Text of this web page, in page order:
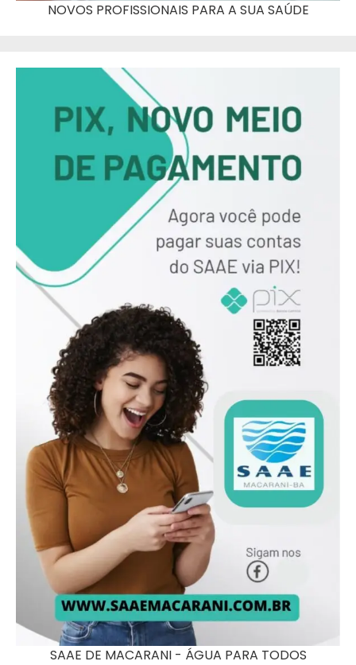
NOVOS PROFISSIONAIS PARA A SUA SAÚDE
SAAE DE MACARANI - ÁGUA PARA TODOS